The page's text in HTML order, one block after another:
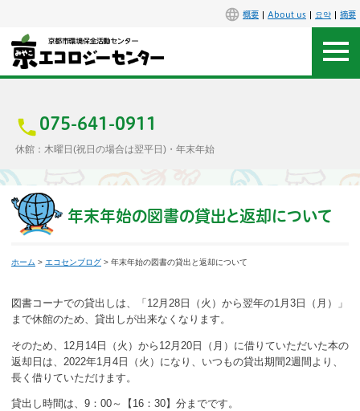
概要 About us 요약 摘要
075-641-0911
休館：木曜日(祝日の場合は翌平日)・年末年始
アクセス
施設案内
講座
ボランティア
活動支援
年末年始の図書の貸出と返却について
ホーム > エコセンブログ > 年末年始の図書の貸出と返却について
図書コーナでの貸出しは、「12月28日（火）から翌年の1月3日（月）」
まで休館のため、貸出しが出来なくなります。
そのため、12月14日（火）から12月20日（月）に借りていただいた本の
返却日は、2022年1月4日（火）になり、いつもの貸出期間2週間より、
長く借りていただけます。
貸出し時間は、9：00～【16：30】分までです。